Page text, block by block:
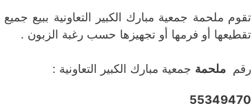
تقوم ملحمة جمعية مبارك الكبير التعاونية ببيع
تقطيعها أو فرمها أو تجهيزها حسب رغبة الزبون .
رقم ملحمة جمعية مبارك الكبير التعاونية :
55349470